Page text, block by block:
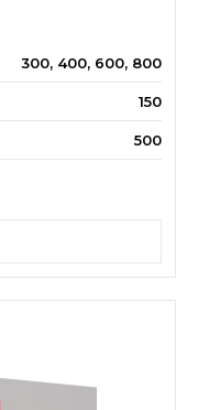
300, 400, 600, 800
150
500